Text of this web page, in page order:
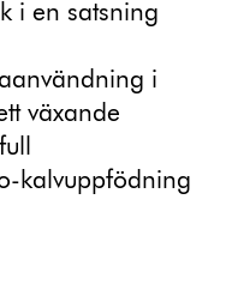
i en satsning
i
växande
kalvuppfödning